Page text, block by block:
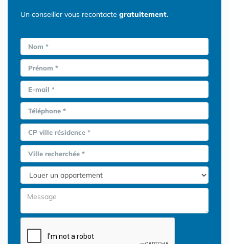
Un conseiller vous recontacte gratuitement.
Nom *
Prénom *
E-mail *
Téléphone *
CP ville résidence *
Ville recherchée *